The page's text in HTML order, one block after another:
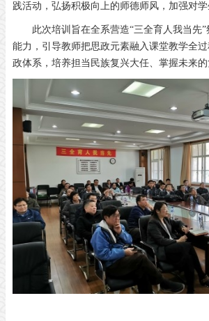
践活动，弘扬积极向上的师德师风，加强对学
此次培训旨在全系营造“三全育人我当先
能力，引导教师把思政元素融入课堂教学全
政体系，培养担当民族复兴大任、掌握未来的